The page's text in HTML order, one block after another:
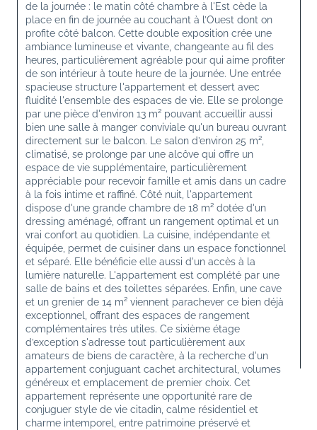
de la journée : le matin côté chambre à l'Est cède la
place en fin de journée au couchant à l’Ouest dont on
profite côté balcon. Cette double exposition crée une
ambiance lumineuse et vivante, changeante au fil des
heures, particulièrement agréable pour qui aime profiter
de son intérieur à toute heure de la journée. Une entrée
spacieuse structure l'appartement et dessert avec
fluidité l'ensemble des espaces de vie. Elle se prolonge
par une pièce d'environ 13 m² pouvant accueillir aussi
bien une salle à manger conviviale qu'un bureau ouvrant
directement sur le balcon. Le salon d’environ 25 m²,
climatisé, se prolonge par une alcôve qui offre un
espace de vie supplémentaire, particulièrement
appréciable pour recevoir famille et amis dans un cadre
à la fois intime et raffiné. Côté nuit, l'appartement
dispose d'une grande chambre de 18 m² dotée d'un
dressing aménagé, offrant un rangement optimal et un
vrai confort au quotidien. La cuisine, indépendante et
équipée, permet de cuisiner dans un espace fonctionnel
et séparé. Elle bénéficie elle aussi d'un accès à la
lumière naturelle. L'appartement est complété par une
salle de bains et des toilettes séparées. Enfin, une cave
et un grenier de 14 m² viennent parachever ce bien déjà
exceptionnel, offrant des espaces de rangement
complémentaires très utiles. Ce sixième étage
d’exception s'adresse tout particulièrement aux
amateurs de biens de caractère, à la recherche d'un
appartement conjuguant cachet architectural, volumes
généreux et emplacement de premier choix. Cet
appartement représente une opportunité rare de
conjuguer style de vie citadin, calme résidentiel et
charme intemporel, entre patrimoine préservé et